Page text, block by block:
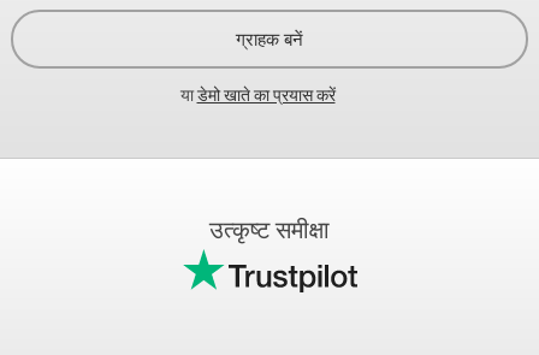
ग्राहक बनें
याडेमो खाते का प्रयास करें
उत्कृष्ट समीक्षा